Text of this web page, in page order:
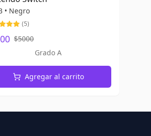
• Negro
(5)
$5000
Grado A
Agregar al carrito